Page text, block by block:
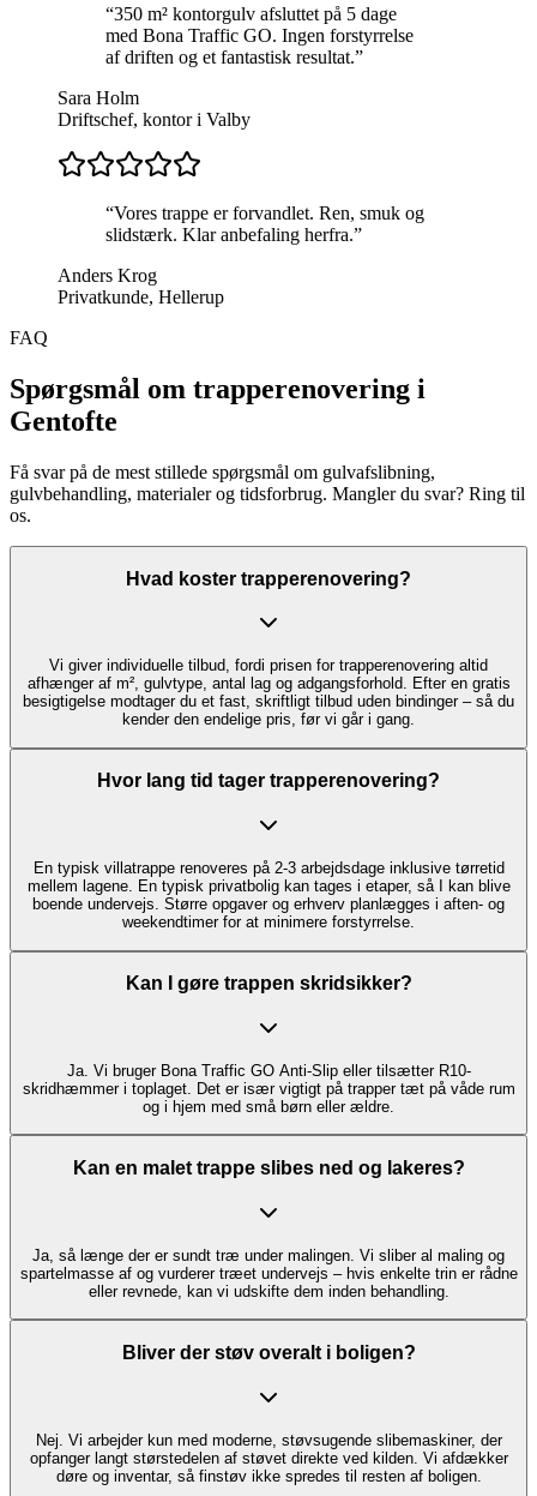
“350 m² kontorgulv afsluttet på 5 dage
med Bona Traffic GO. Ingen forstyrrelse
af driften og et fantastisk resultat.”
Sara Holm
Driftschef, kontor i Valby
“Vores trappe er forvandlet. Ren, smuk og
slidstærk. Klar anbefaling herfra.”
Anders Krog
Privatkunde, Hellerup
FAQ
Spørgsmål om trapperenovering i
Gentofte
Få svar på de mest stillede spørgsmål om gulvafslibning,
gulvbehandling, materialer og tidsforbrug. Mangler du svar? Ring til
os.
Hvad koster trapperenovering?
Vi giver individuelle tilbud, fordi prisen for trapperenovering altid
afhænger af m², gulvtype, antal lag og adgangsforhold. Efter en gratis
besigtigelse modtager du et fast, skriftligt tilbud uden bindinger – så du
kender den endelige pris, før vi går i gang.
Hvor lang tid tager trapperenovering?
En typisk villatrappe renoveres på 2-3 arbejdsdage inklusive tørretid
mellem lagene. En typisk privatbolig kan tages i etaper, så I kan blive
boende undervejs. Større opgaver og erhverv planlægges i aften- og
weekendtimer for at minimere forstyrrelse.
Kan I gøre trappen skridsikker?
Ja. Vi bruger Bona Traffic GO Anti-Slip eller tilsætter R10-
skridhæmmer i toplaget. Det er især vigtigt på trapper tæt på våde rum
og i hjem med små børn eller ældre.
Kan en malet trappe slibes ned og lakeres?
Ja, så længe der er sundt træ under malingen. Vi sliber al maling og
spartelmasse af og vurderer træet undervejs – hvis enkelte trin er rådne
eller revnede, kan vi udskifte dem inden behandling.
Bliver der støv overalt i boligen?
Nej. Vi arbejder kun med moderne, støvsugende slibemaskiner, der
opfanger langt størstedelen af støvet direkte ved kilden. Vi afdækker
døre og inventar, så finstøv ikke spredes til resten af boligen.